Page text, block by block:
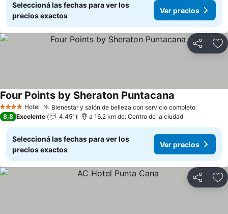
Seleccioná las fechas para ver los
precios exactos
Ver precios
Compartir
4 EstrellasHotel Bienestar y salón de belleza con servicio completoVer
Four Points by Sheraton Puntacana
8,8 Excelente 4.451 a 16.2 km de: Centro de la ciudad
Seleccioná las fechas para ver los
precios exactos
Ver precios
Compartir